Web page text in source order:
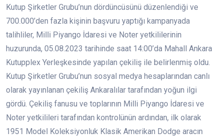
Kutup Şirketler Grubu’nun dördüncüsünü düzenlendiği ve
700.000’den fazla kişinin başvuru yaptığı kampanyada
talihliler, Milli Piyango İdaresi ve Noter yetkililerinin
huzurunda, 05.08.2023 tarihinde saat 14:00’da Mahall Ankara
Kutupplex Yerleşkesinde yapılan çekiliş ile belirlenmiş oldu.
Kutup Şirketler Grubu’nun sosyal medya hesaplarından canlı
olarak yayınlanan çekiliş Ankaralılar tarafından yoğun ilgi
gördü. Çekiliş fanusu ve toplarının Milli Piyango İdaresi ve
Noter yetkilileri tarafından kontrolünün ardından, ilk olarak
1951 Model Koleksiyonluk Klasik Amerikan Dodge aracın